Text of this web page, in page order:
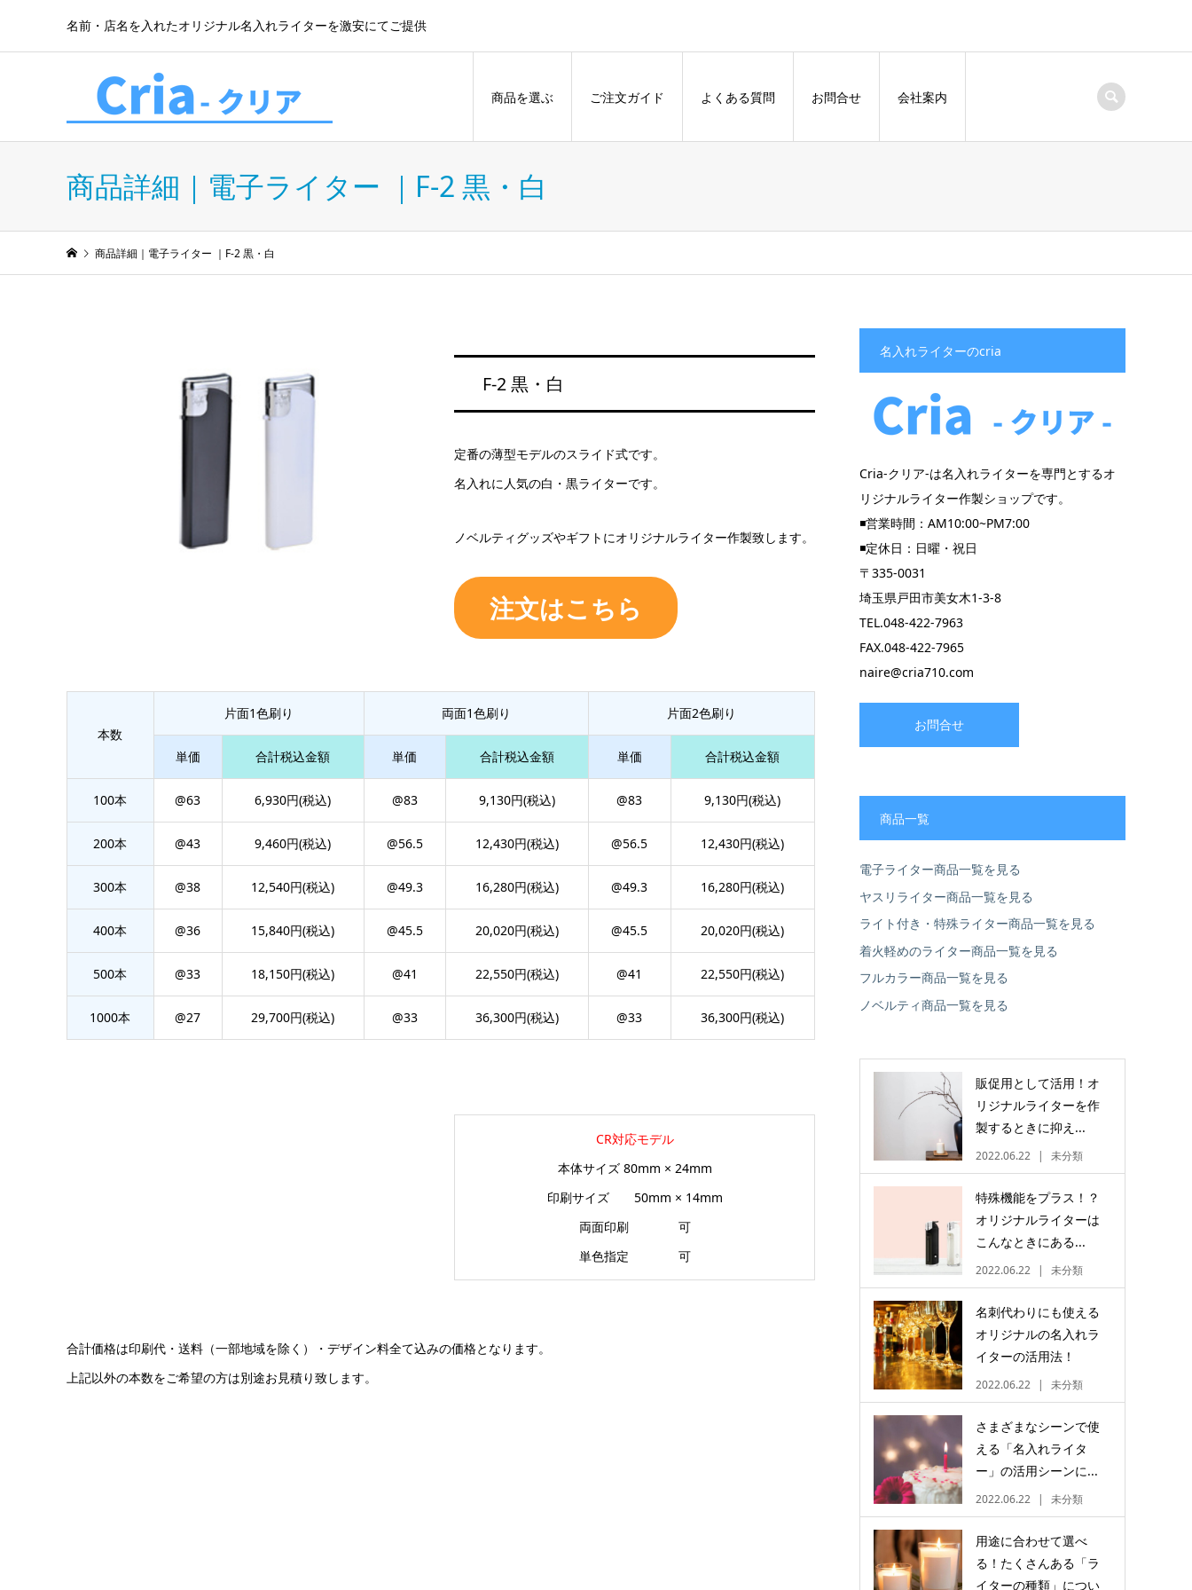
名前・店名を入れたオリジナル名入れライターを激安にてご提供
商品を選ぶ ご注文ガイド よくある質問 お問合せ 会社案内
商品詳細｜電子ライター ｜F-2 黒・白
商品詳細｜電子ライター ｜F-2 黒・白
F-2 黒・白
定番の薄型モデルのスライド式です。
名入れに人気の白・黒ライターです。
ノベルティグッズやギフトにオリジナルライター作製致します。
注文はこちら
本数
片面1色刷り 両面1色刷り 片面2色刷り
単価 合計税込金額 単価 合計税込金額 単価 合計税込金額
100本 @63 6,930円(税込) @83 9,130円(税込) @83 9,130円(税込)
200本 @43 9,460円(税込) @56.5 12,430円(税込) @56.5 12,430円(税込)
300本 @38 12,540円(税込) @49.3 16,280円(税込) @49.3 16,280円(税込)
400本 @36 15,840円(税込) @45.5 20,020円(税込) @45.5 20,020円(税込)
500本 @33 18,150円(税込) @41 22,550円(税込) @41 22,550円(税込)
1000本 @27 29,700円(税込) @33 36,300円(税込) @33 36,300円(税込)
CR対応モデル
本体サイズ 80mm × 24mm
印刷サイズ 50mm × 14mm
両面印刷 可
単色指定 可
合計価格は印刷代・送料（一部地域を除く）・デザイン料全て込みの価格となります。
上記以外の本数をご希望の方は別途お見積り致します。
名入れライターのcria
Cria-クリア-は名入れライターを専門とするオ
リジナルライター作製ショップです。
◾️営業時間：AM10:00~PM7:00
◾️定休日：日曜・祝日
〒335-0031
埼玉県戸田市美女木1-3-8
TEL.048-422-7963
FAX.048-422-7965
naire@cria710.com
お問合せ
商品一覧
電子ライター商品一覧を見る
ヤスリライター商品一覧を見る
ライト付き・特殊ライター商品一覧を見る
着火軽めのライター商品一覧を見る
フルカラー商品一覧を見る
ノベルティ商品一覧を見る
販促用として活用！オ
リジナルライターを作
製するときに抑え...
2022.06.22 未分類
特殊機能をプラス！？
オリジナルライターは
こんなときにある...
2022.06.22 未分類
名刺代わりにも使える
オリジナルの名入れラ
イターの活用法！
2022.06.22 未分類
さまざまなシーンで使
える「名入れライタ
ー」の活用シーンに...
2022.06.22 未分類
用途に合わせて選べ
る！たくさんある「ラ
イターの種類」につい